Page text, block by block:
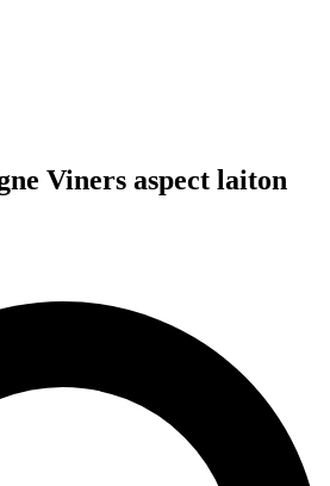
Viners aspect laiton